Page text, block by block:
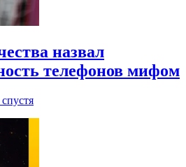
назвал
телефонов мифом